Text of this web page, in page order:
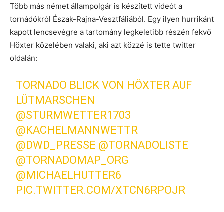
Több más német állampolgár is készített videót a
tornádókról Észak-Rajna-Vesztfáliából. Egy ilyen hurrikánt
kapott lencsevégre a tartomány legkeletibb részén fekvő
Höxter közelében valaki, aki azt közzé is tette twitter
oldalán:
TORNADO BLICK VON HÖXTER AUF
LÜTMARSCHEN
@STURMWETTER1703
@KACHELMANNWETTR
@DWD_PRESSE @TORNADOLISTE
@TORNADOMAP_ORG
@MICHAELHUTTER6
PIC.TWITTER.COM/XTCN6RPOJR